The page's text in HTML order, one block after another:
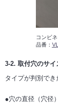
コンビ
品番：
3-2. 取付穴のサ
タイプが判別でき
●穴の直径（穴径